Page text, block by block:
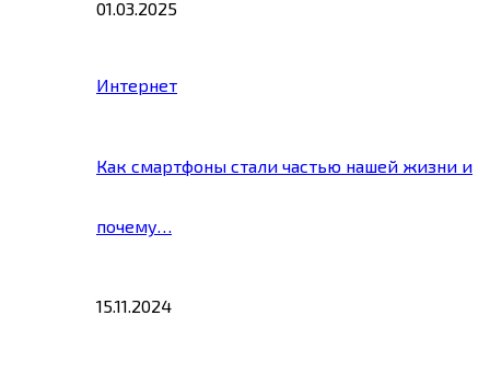
01.03.2025
Интернет
Как смартфоны стали частью нашей жизни и
почему…
15.11.2024